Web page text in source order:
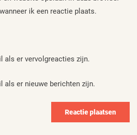
ik een reactie plaats.
als er vervolgreacties zijn.
als er nieuwe berichten zijn.